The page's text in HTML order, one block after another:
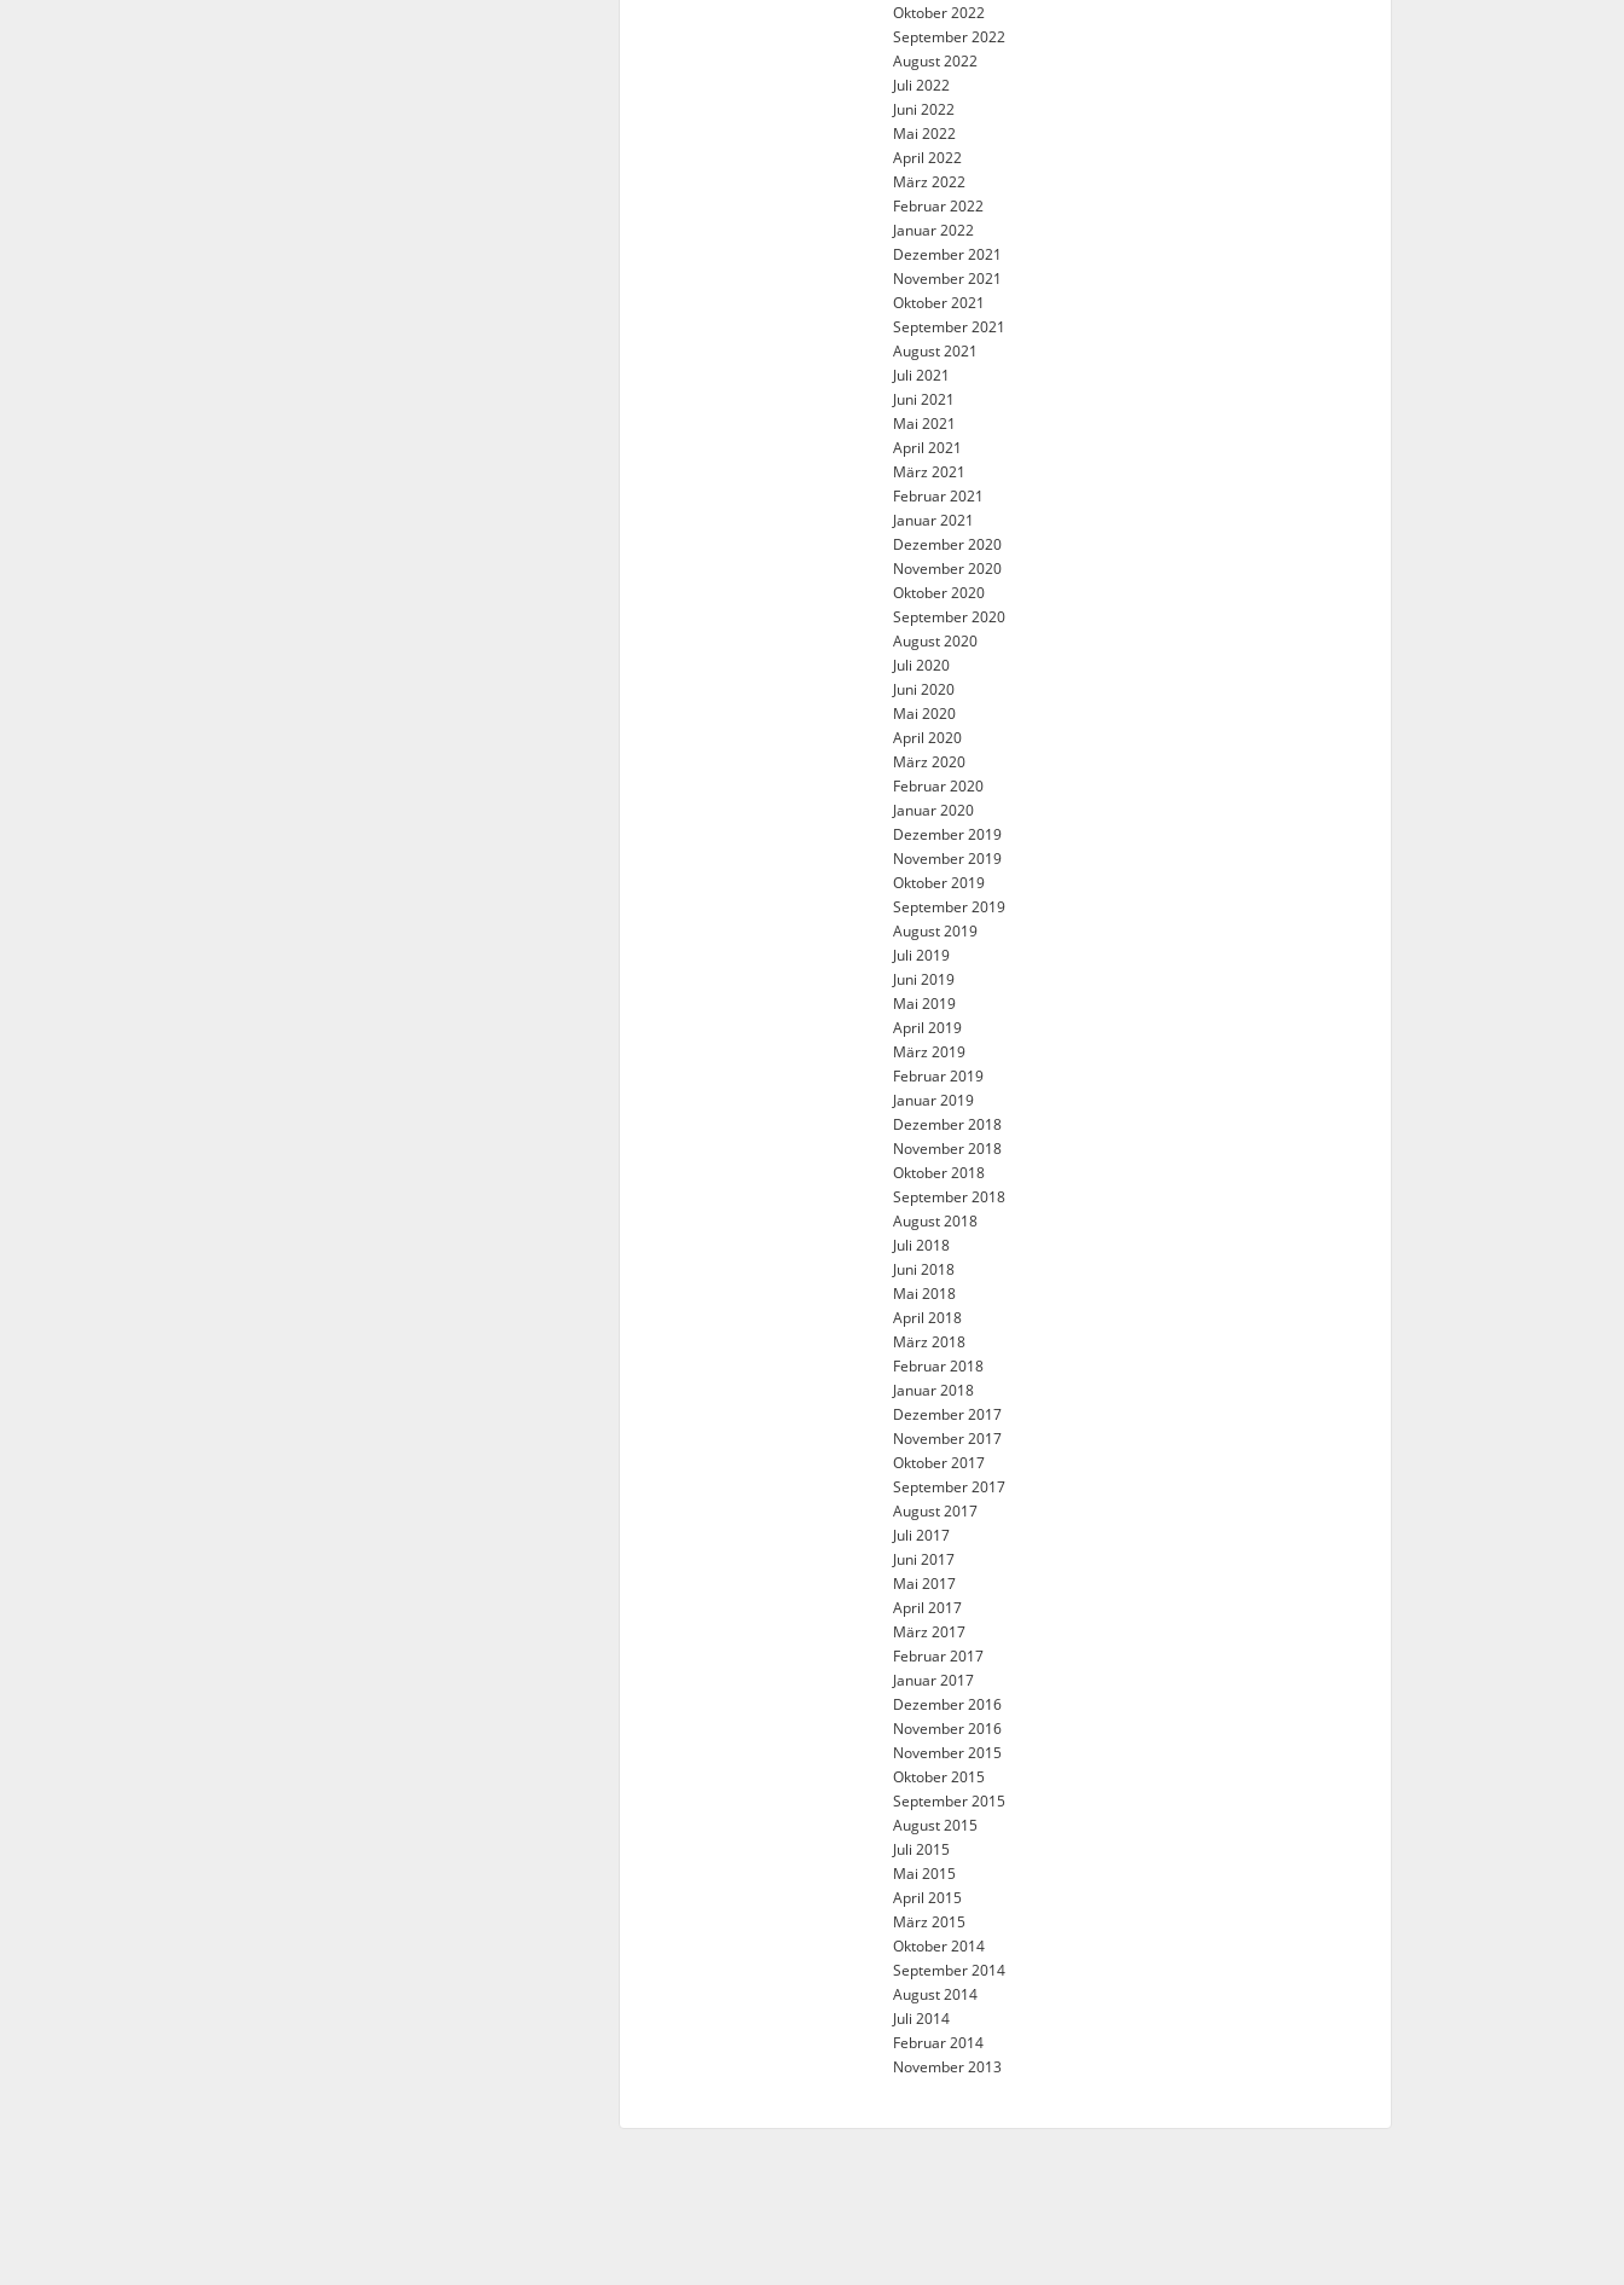
Oktober 2022
September 2022
August 2022
Juli 2022
Juni 2022
Mai 2022
April 2022
März 2022
Februar 2022
Januar 2022
Dezember 2021
November 2021
Oktober 2021
September 2021
August 2021
Juli 2021
Juni 2021
Mai 2021
April 2021
März 2021
Februar 2021
Januar 2021
Dezember 2020
November 2020
Oktober 2020
September 2020
August 2020
Juli 2020
Juni 2020
Mai 2020
April 2020
März 2020
Februar 2020
Januar 2020
Dezember 2019
November 2019
Oktober 2019
September 2019
August 2019
Juli 2019
Juni 2019
Mai 2019
April 2019
März 2019
Februar 2019
Januar 2019
Dezember 2018
November 2018
Oktober 2018
September 2018
August 2018
Juli 2018
Juni 2018
Mai 2018
April 2018
März 2018
Februar 2018
Januar 2018
Dezember 2017
November 2017
Oktober 2017
September 2017
August 2017
Juli 2017
Juni 2017
Mai 2017
April 2017
März 2017
Februar 2017
Januar 2017
Dezember 2016
November 2016
November 2015
Oktober 2015
September 2015
August 2015
Juli 2015
Mai 2015
April 2015
März 2015
Oktober 2014
September 2014
August 2014
Juli 2014
Februar 2014
November 2013